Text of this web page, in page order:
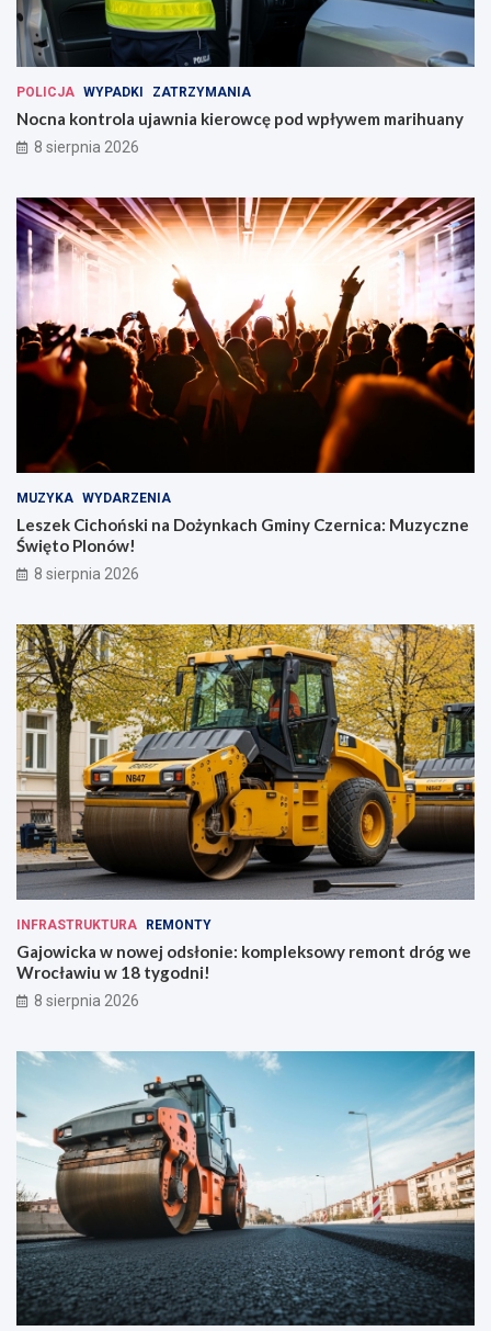
POLICJA WYPADKI ZATRZYMANIA
Nocna kontrola ujawnia kierowcę pod wpływem marihuany
8 sierpnia 2026
MUZYKA WYDARZENIA
Leszek Cichoński na Dożynkach Gminy Czernica: Muzyczne
Święto Plonów!
8 sierpnia 2026
INFRASTRUKTURA REMONTY
Gajowicka w nowej odsłonie: kompleksowy remont dróg we
Wrocławiu w 18 tygodni!
8 sierpnia 2026